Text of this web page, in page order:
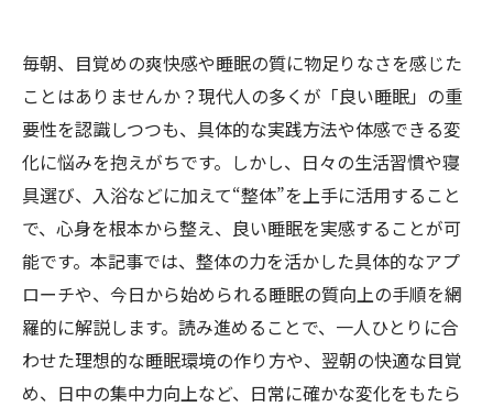
毎朝、目覚めの爽快感や睡眠の質に物足りなさを感じた
ことはありませんか？現代人の多くが「良い睡眠」の重
要性を認識しつつも、具体的な実践方法や体感できる変
化に悩みを抱えがちです。しかし、日々の生活習慣や寝
具選び、入浴などに加えて“整体”を上手に活用すること
で、心身を根本から整え、良い睡眠を実感することが可
能です。本記事では、整体の力を活かした具体的なアプ
ローチや、今日から始められる睡眠の質向上の手順を網
羅的に解説します。読み進めることで、一人ひとりに合
わせた理想的な睡眠環境の作り方や、翌朝の快適な目覚
め、日中の集中力向上など、日常に確かな変化をもたら